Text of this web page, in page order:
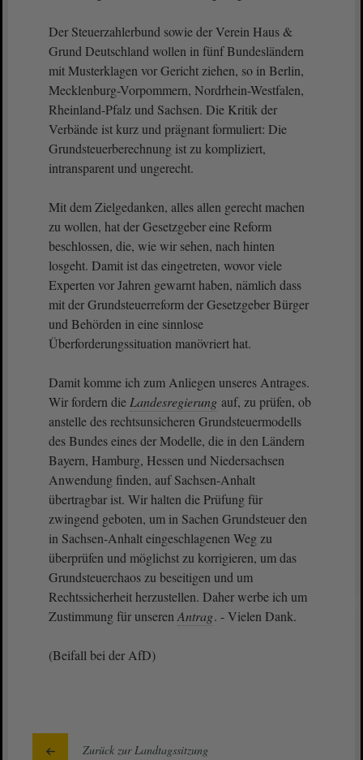
Der Steuerzahlerbund sowie der Verein Haus &
Grund Deutschland wollen in fünf Bundesländern
mit Musterklagen vor Gericht ziehen, so in Berlin,
Mecklenburg-Vorpommern, Nordrhein-Westfalen,
Rheinland-Pfalz und Sachsen. Die Kritik der
Verbände ist kurz und prägnant formuliert: Die
Grundsteuerberechnung ist zu kompliziert,
intransparent und ungerecht.
Mit dem Zielgedanken, alles allen gerecht machen
zu wollen, hat der Gesetzgeber eine Reform
beschlossen, die, wie wir sehen, nach hinten
losgeht. Damit ist das eingetreten, wovor viele
Experten vor Jahren gewarnt haben, nämlich dass
mit der Grundsteuerreform der Gesetzgeber Bürger
und Behörden in eine sinnlose
Überforderungssituation manövriert hat.
Damit komme ich zum Anliegen unseres Antrages.
Wir fordern die Landesregierung auf, zu prüfen, ob
anstelle des rechtsunsicheren Grundsteuermodells
des Bundes eines der Modelle, die in den Ländern
Bayern, Hamburg, Hessen und Niedersachsen
Anwendung finden, auf Sachsen-Anhalt
übertragbar ist. Wir halten die Prüfung für
zwingend geboten, um in Sachen Grundsteuer den
in Sachsen-Anhalt eingeschlagenen Weg zu
überprüfen und möglichst zu korrigieren, um das
Grundsteuerchaos zu beseitigen und um
Rechtssicherheit herzustellen. Daher werbe ich um
Zustimmung für unseren Antrag. - Vielen Dank.
(Beifall bei der AfD)
Zurück zur Landtagssitzung